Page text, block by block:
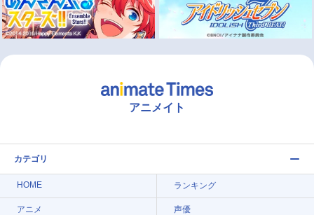
アニメイト
カテゴリ
HOME ランキング
アニメ 声優